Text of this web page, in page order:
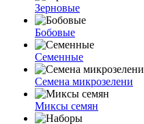
Зерновые
Бобовые
Семенные
Семена микрозелени
Миксы семян